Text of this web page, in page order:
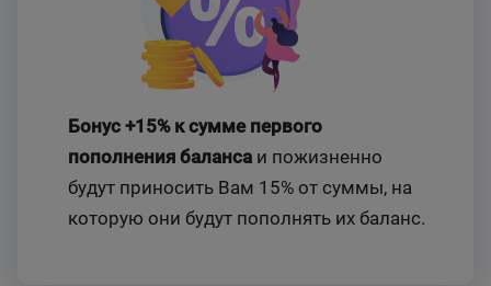
Бонус +15% к сумме первого
пополнения баланса и пожизненно
будут приносить Вам 15% от суммы, на
которую они будут пополнять их баланс.